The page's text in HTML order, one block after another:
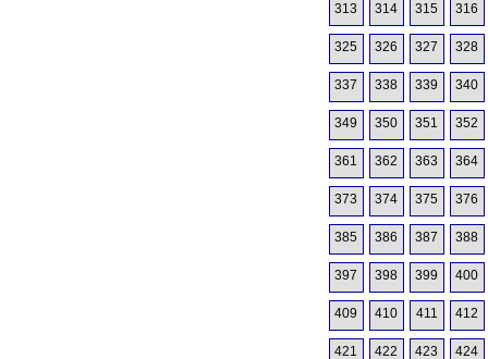
313 314 315 316
325 326 327 328
337 338 339 340
349 350 351 352
361 362 363 364
373 374 375 376
385 386 387 388
397 398 399 400
409 410 411 412
421 422 423 424